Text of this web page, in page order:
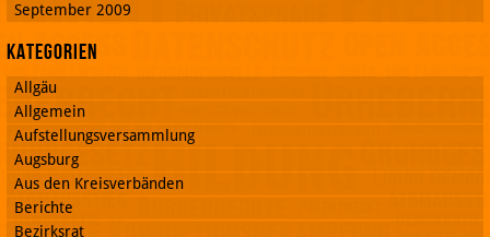
September 2009
Kategorien
Allgäu
Allgemein
Aufstellungsversammlung
Augsburg
Aus den Kreisverbänden
Berichte
Bezirksrat